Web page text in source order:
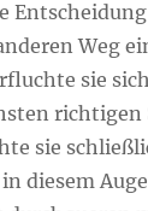
Weg
sie
sie
diesem